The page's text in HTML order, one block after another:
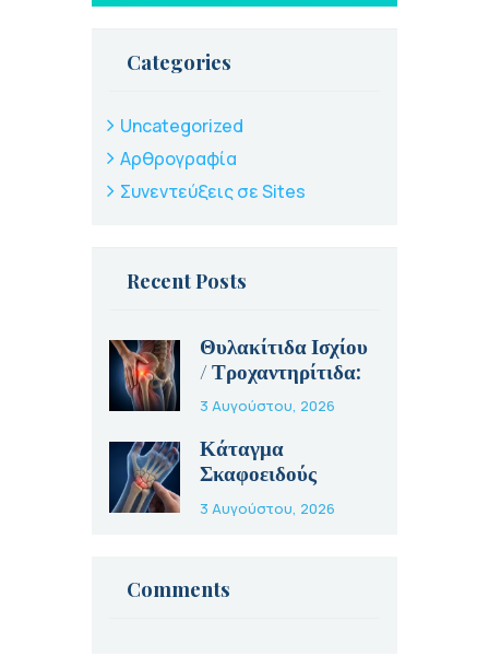
Categories
Uncategorized
Αρθρογραφία
Συνεντεύξεις σε Sites
Recent Posts
Θυλακίτιδα Ισχίου
/ Τροχαντηρίτιδα:
Αίτια, Συμπτώματα
και Θεραπεία
3 Αυγούστου, 2026
Κάταγμα
Σκαφοειδούς
Οστού: Γιατί Είναι
Τόσο Ύπουλο και
3 Αυγούστου, 2026
Comments